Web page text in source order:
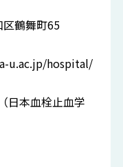
鶴舞町65
u.ac.jp/hospital/
日本血栓止血学